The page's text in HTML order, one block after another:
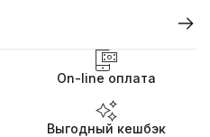
On-line оплата
Выгодный кешбэк